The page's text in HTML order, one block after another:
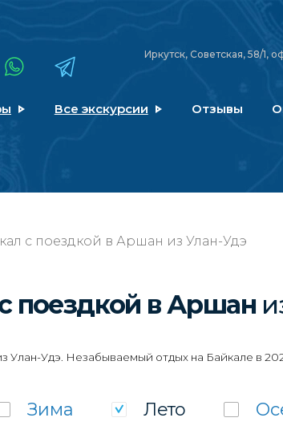
Иркутск, Советская, 58/1,
Все экскурсии Отзывы
с поездкой в Аршан из Улан-Удэ
поездкой в Аршан
Улан-Удэ. Незабываемый отдых на Байкале в
Зима Лето